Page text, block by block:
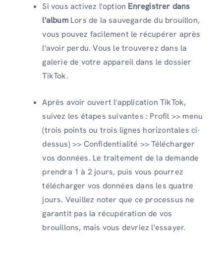
Si vous activez l'option Enregistrer dans
l'albumLors de la sauvegarde du brouillon,
vous pouvez facilement le récupérer après
l'avoir perdu. Vous le trouverez dans la
galerie de votre appareil dans le dossier
TikTok.
Après avoir ouvert l'application TikTok,
suivez les étapes suivantes : Profil >> menu
(trois points ou trois lignes horizontales ci-
dessus) >> Confidentialité >> Télécharger
vos données. Le traitement de la demande
prendra 1 à 2 jours, puis vous pourrez
télécharger vos données dans les quatre
jours. Veuillez noter que ce processus ne
garantit pas la récupération de vos
brouillons, mais vous devriez l'essayer.